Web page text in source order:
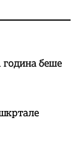
година беше